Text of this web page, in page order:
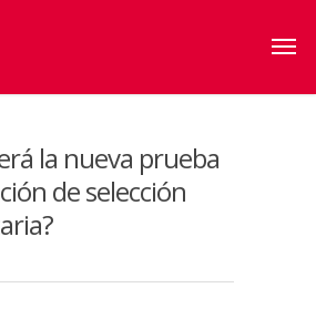
la nueva prueba
de selección